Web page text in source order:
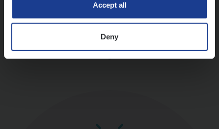
Accept all
Deny
Ons sollicitatieproces